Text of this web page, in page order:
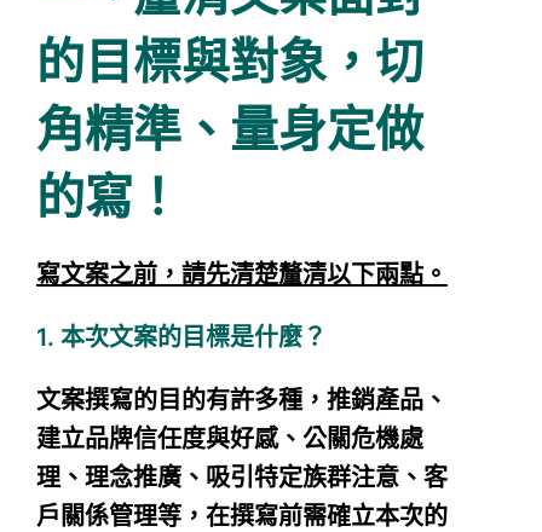
的目標與對象，切
角精準、量身定做
的寫！
寫文案之前，請先清楚釐清以下兩點。
1. 本次文案的目標是什麼？
文案撰寫的目的有許多種，推銷產品、
建立品牌信任度與好感、公關危機處
理、理念推廣、吸引特定族群注意、客
戶關係管理等，在撰寫前需確立本次的